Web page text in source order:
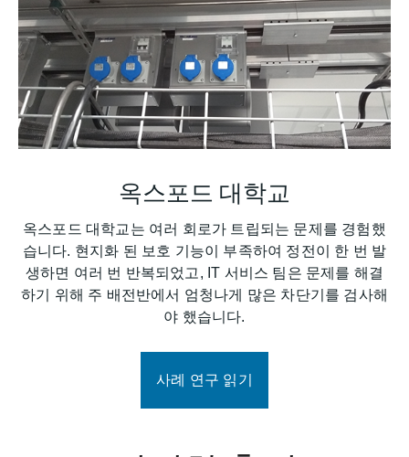
옥스포드 대학교
옥스포드 대학교는 여러 회로가 트립되는 문제를 경험했
습니다. 현지화 된 보호 기능이 부족하여 정전이 한 번 발
생하면 여러 번 반복되었고, IT 서비스 팀은 문제를 해결
하기 위해 주 배전반에서 엄청나게 많은 차단기를 검사해
야 했습니다.
사례 연구 읽기